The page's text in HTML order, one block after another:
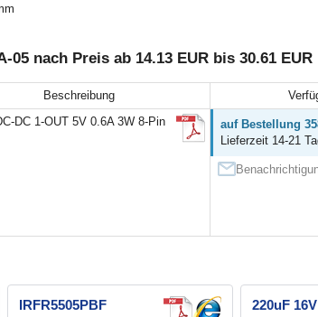
nach Preis ab 14.13 EUR bis 30.61 EUR
Beschreibung
DC 1-OUT 5V 0.6A 3W 8-Pin
auf Bestellung
Lieferzeit 14-21
IRFR5505PBF
220uF